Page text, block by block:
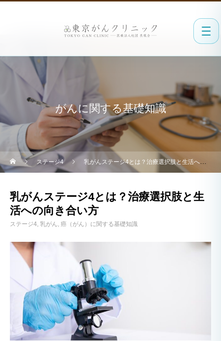
がんに関する基礎知識
ステージ4 乳がんステージ4とは？治療選択肢と生活への向き合い方
乳がんステージ4とは？治療選択肢と生
活への向き合い方
ステージ4 乳がん 癌（がん）に関する基礎知識